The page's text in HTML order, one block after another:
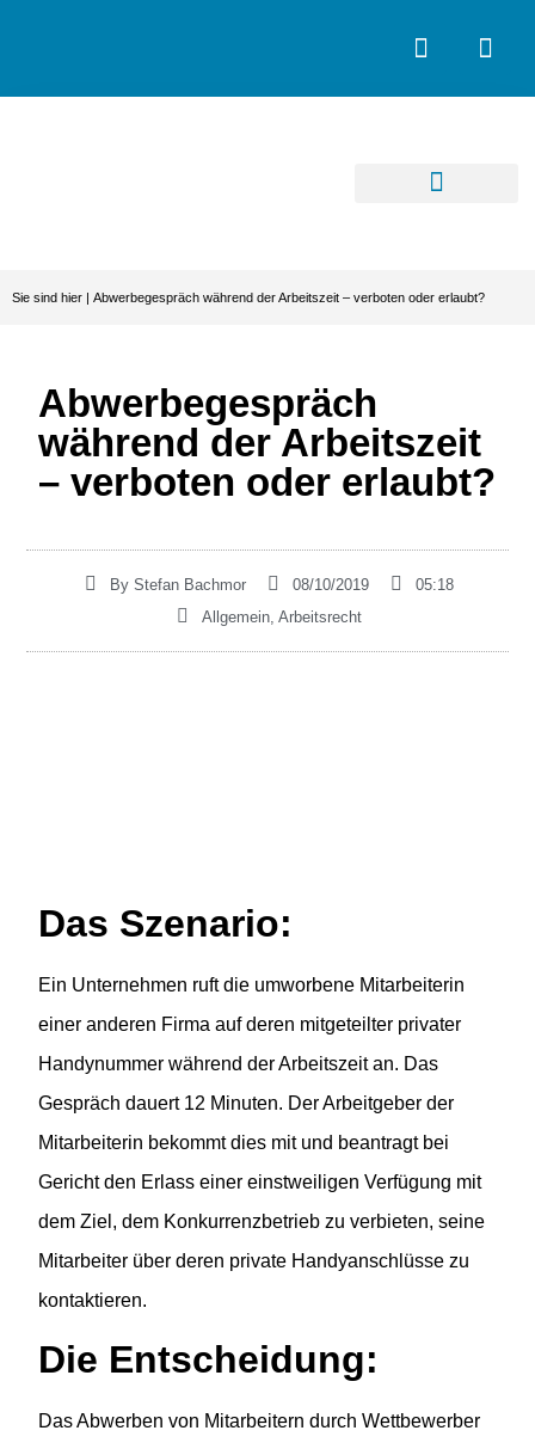
Sie sind hier | Abwerbegespräch während der Arbeitszeit – verboten oder erlaubt?
Abwerbegespräch
während der Arbeitszeit
– verboten oder erlaubt?
By Stefan Bachmor 08/10/2019
05:18
Allgemein Arbeitsrecht
Das Szenario:
Ein Unternehmen ruft die umworbene Mitarbeiterin
einer anderen Firma auf deren mitgeteilter privater
Handynummer während der Arbeitszeit an. Das
Gespräch dauert 12 Minuten. Der Arbeitgeber der
Mitarbeiterin bekommt dies mit und beantragt bei
Gericht den Erlass einer einstweiligen Verfügung mit
dem Ziel, dem Konkurrenzbetrieb zu verbieten, seine
Mitarbeiter über deren private Handyanschlüsse zu
kontaktieren.
Die Entscheidung:
Das Abwerben von Mitarbeitern durch Wettbewerber